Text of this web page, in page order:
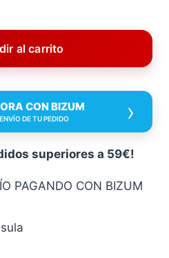
al carrito
CON BIZUM
DE TU PEDIDO ›
superiores a 59€!
PAGANDO CON BIZUM